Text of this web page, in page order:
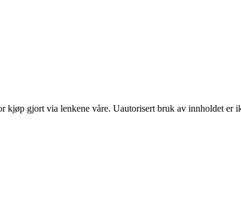
kjøp gjort via lenkene våre. Uautorisert bruk av innholdet er